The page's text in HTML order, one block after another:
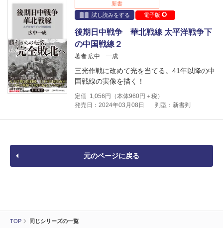
TOP 同じシリーズの一覧
新書
試し読みをする
電子版
後期日中戦争 華北戦線 太平洋戦争下
の中国戦線２
著者 広中 一成
三光作戦に改めて光を当てる。41年以降の中
国戦線の実像を描く！
定価 1,056 円（本体960円＋税）
発売日：2024年03月08日
判型：新書判
元のページに戻る